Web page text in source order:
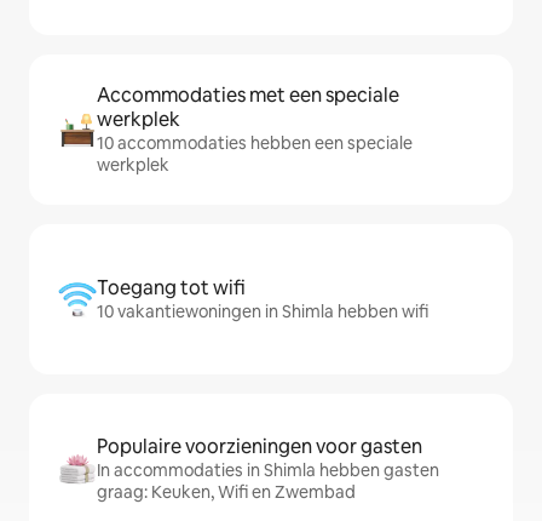
Accommodaties met een speciale
werkplek
10 accommodaties hebben een speciale
werkplek
Toegang tot wifi
10 vakantiewoningen in Shimla hebben wifi
Populaire voorzieningen voor gasten
In accommodaties in Shimla hebben gasten
graag: Keuken, Wifi en Zwembad